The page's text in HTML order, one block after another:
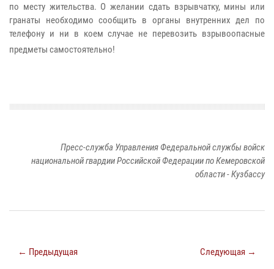
по месту жительства. О желании сдать взрывчатку, мины или
гранаты необходимо сообщить в органы внутренних дел по
телефону и ни в коем случае не перевозить взрывоопасные
предметы самостоятельно!
Пресс-служба Управления Федеральной службы войск
национальной гвардии Российской Федерации по Кемеровской
области - Кузбассу
← Предыдущая Следующая →